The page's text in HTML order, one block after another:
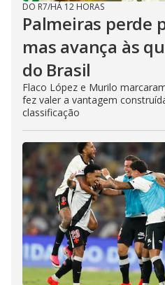
DO R7/HÁ 12 HORAS
Palmeiras perde
mas avança às
do Brasil
Flaco López e Murilo
fez valer a vantagem
classificação